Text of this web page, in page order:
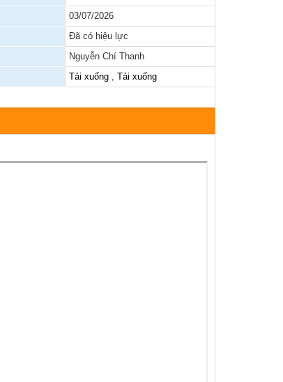
Báo cáo, số liệu thống kê
Văn bản quy phạm pháp luật
Lịch công tác
03/07/2026
Đã có hiệu lực
Nguyễn Chí Thanh
Tải xuống
Tải xuống